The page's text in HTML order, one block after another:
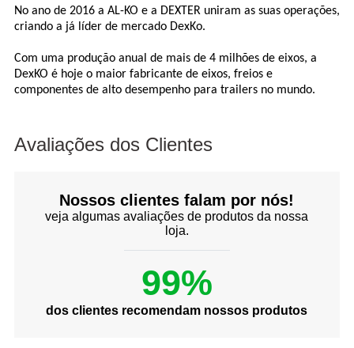
No ano de 2016 a AL-KO e a DEXTER uniram as suas operações,
criando a já líder de mercado DexKo.
Com uma produção anual de mais de 4 milhões de eixos, a
DexKO é hoje o maior fabricante de eixos, freios e
componentes de alto desempenho para trailers no mundo.
Avaliações dos Clientes
Nossos clientes falam por nós!
veja algumas avaliações de produtos da nossa
loja.
99%
dos clientes recomendam nossos produtos